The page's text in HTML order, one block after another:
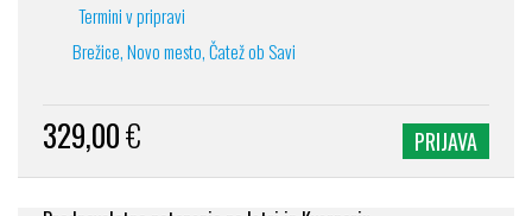
Termini v pripravi
Brežice, Novo mesto, Čatež ob Savi
329,00€ PRIJAVA